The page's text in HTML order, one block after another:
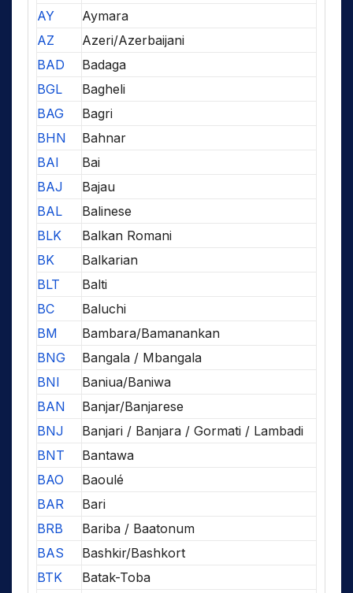
AY
Aymara
AZ
Azeri/Azerbaijani
BAD
Badaga
BGL
Bagheli
BAG
Bagri
BHN
Bahnar
BAI
Bai
BAJ
Bajau
BAL
Balinese
BLK
Balkan Romani
BK
Balkarian
BLT
Balti
BC
Baluchi
BM
Bambara/Bamanankan
BNG
Bangala / Mbangala
BNI
Baniua/Baniwa
BAN
Banjar/Banjarese
BNJ
Banjari / Banjara / Gormati / Lambadi
BNT
Bantawa
BAO
Baoulé
BAR
Bari
BRB
Bariba / Baatonum
BAS
Bashkir/Bashkort
BTK
Batak-Toba